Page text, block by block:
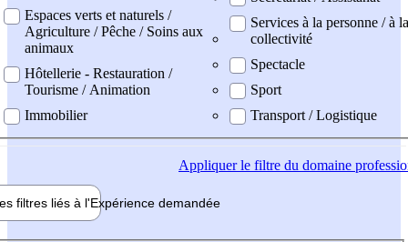
Espaces verts et naturels /
Agriculture / Pêche / Soins aux
animaux
Hôtellerie - Restauration /
Tourisme / Animation
Immobilier
Services à la personne / à la
collectivité
Spectacle
Sport
Transport / Logistique
Appliquerle filtre du domaine
filtres liés à l'Expérience demandée